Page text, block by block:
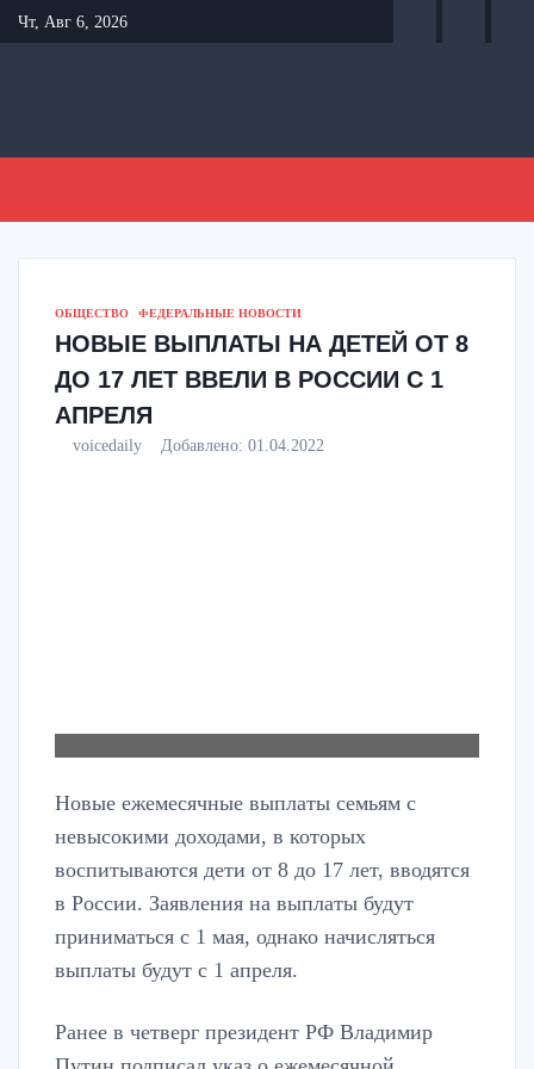
Перейти
к
Чт, Авг 6, 2026
ОБЩЕСТВО ФЕДЕРАЛЬНЫЕ НОВОСТИ
НОВЫЕ ВЫПЛАТЫ НА ДЕТЕЙ ОТ 8
ДО 17 ЛЕТ ВВЕЛИ В РОССИИ С 1
АПРЕЛЯ
voicedaily Добавлено: 01.04.2022
Новые ежемесячные выплаты семьям с
невысокими доходами, в которых
воспитываются дети от 8 до 17 лет, вводятся
в России. Заявления на выплаты будут
приниматься с 1 мая, однако начисляться
выплаты будут с 1 апреля.
Ранее в четверг президент РФ Владимир